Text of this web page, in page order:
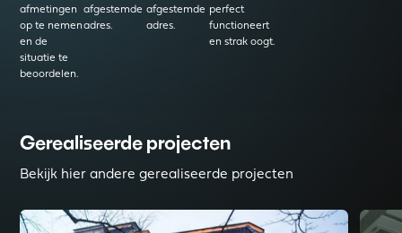
afmetingen
op te nemen
en de
situatie te
beoordelen.
afgestemde
adres.
afgestemde
adres.
perfect
functioneert
en strak oogt.
Gerealiseerde projecten
Bekijk hier andere gerealiseerde projecten
Read more about Bijzondere serre Loetje Leeuwarden Read